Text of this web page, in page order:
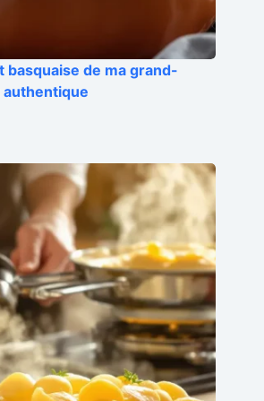
basquaise de ma grand-